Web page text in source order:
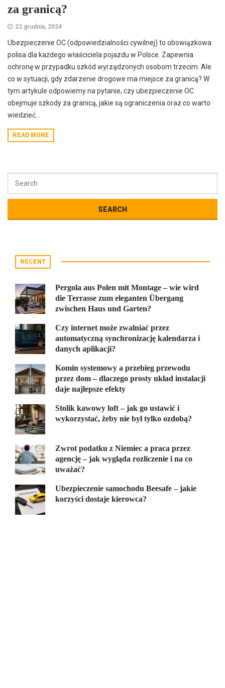
za granicą?
22 grudnia, 2024
Ubezpieczenie OC (odpowiedzialności cywilnej) to obowiązkowa
polisa dla każdego właściciela pojazdu w Polsce. Zapewnia
ochronę w przypadku szkód wyrządzonych osobom trzecim. Ale
co w sytuacji, gdy zdarzenie drogowe ma miejsce za granicą? W
tym artykule odpowiemy na pytanie, czy ubezpieczenie OC
obejmuje szkody za granicą, jakie są ograniczenia oraz co warto
wiedzieć...
READ MORE
RECENT
Pergola aus Polen mit Montage – wie wird
die Terrasse zum eleganten Übergang
zwischen Haus und Garten?
Czy internet może zwalniać przez
automatyczną synchronizację kalendarza i
danych aplikacji?
Komin systemowy a przebieg przewodu
przez dom – dlaczego prosty układ instalacji
daje najlepsze efekty
Stolik kawowy loft – jak go ustawić i
wykorzystać, żeby nie był tylko ozdobą?
Zwrot podatku z Niemiec a praca przez
agencję – jak wygląda rozliczenie i na co
uważać?
Ubezpieczenie samochodu Beesafe – jakie
korzyści dostaje kierowca?